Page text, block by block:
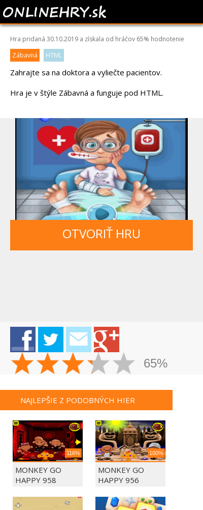
HOSPITAL DOCTOR
Hra pridaná 30.10.2019 a získala od hráčov 65% hodnotenie
Zábavná
HTML
Zahrajte sa na doktora a vyliečte pacientov.
Hra je v štýle Zábavná a funguje pod HTML.
OTVORIŤ HRU
65%
NAJLEPŠIE Z PODOBNÝCH HIER
116%
MONKEY GO
HAPPY 958
100%
MONKEY GO
HAPPY 956